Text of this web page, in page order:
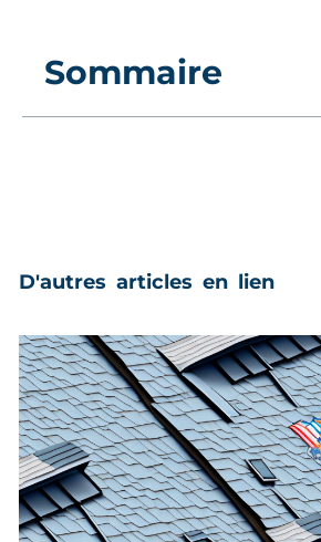
Sommaire
D'autres articles en lien